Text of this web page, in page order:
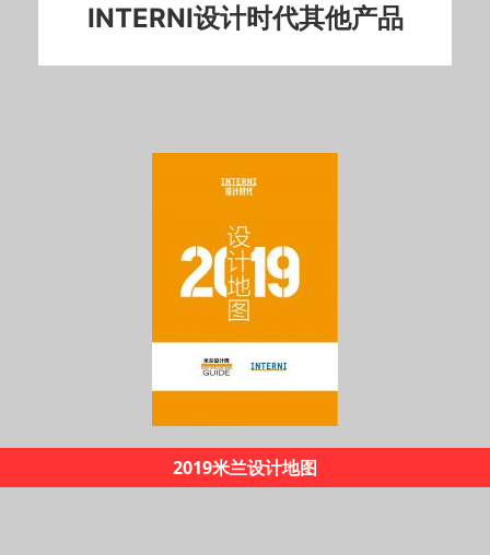
INTERNI设计时代其他产品
2019米兰设计地图